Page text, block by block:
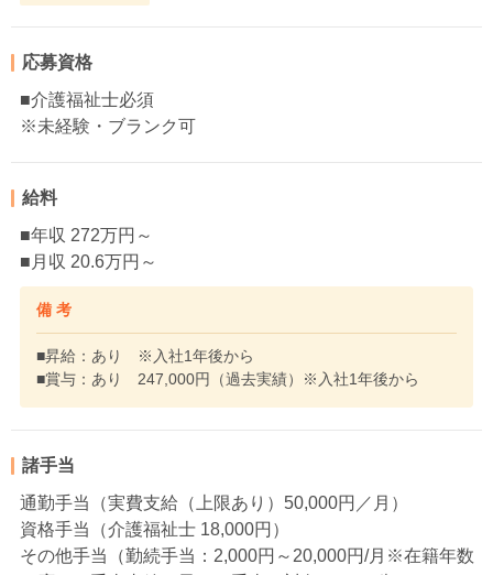
応募資格
■介護福祉士必須
※未経験・ブランク可
給料
■年収 272万円～
■月収 20.6万円～
備 考
■昇給：あり ※入社1年後から
■賞与：あり 247,000円（過去実績）※入社1年後から
諸手当
通勤手当（実費支給（上限あり）50,000円／月）
資格手当（介護福祉士 18,000円）
その他手当（勤続手当：2,000円～20,000円/月※在籍年数